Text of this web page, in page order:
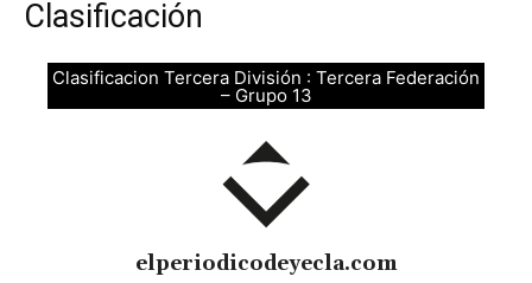
Clasificación
Clasificacion Tercera División : Tercera Federación
– Grupo 13
elperiodicodeyecla.com